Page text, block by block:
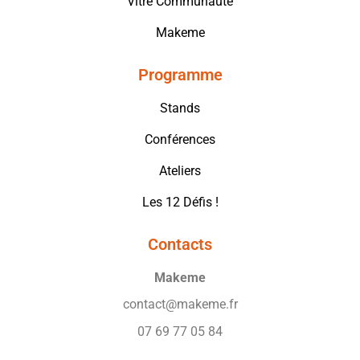
Makeme
Programme
Stands
Conférences
Ateliers
Les 12 Défis !
Contacts
Makeme
contact@makeme.fr
07 69 77 05 84